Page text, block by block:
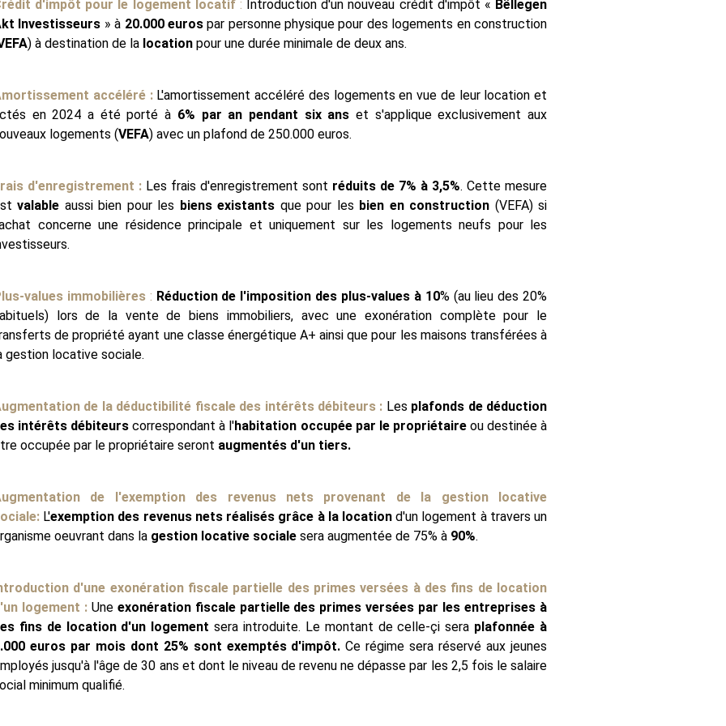
d'impôt pour le logement locatif: Introduction d'un nouveau crédit d'impôt « Bëllegen
Investisseurs » à 20.000 eurospar personne physique pour des logements en construction
) à destination de la location pour une durée minimale de deux ans.
accéléré : L'amortissement accéléré des logements en vue de leur location et
en 2024 a été porté à 6% par an pendant six ans et s'applique exclusivement aux
logements (VEFA) avec un plafond de 250.000 euros.
d'enregistrement : Les frais d'enregistrement sont réduits de 7% à 3,5%. Cette mesure
valable aussi bien pour les biens existants que pour les bien en construction (VEFA) si
concerne une résidence principale et uniquement sur les logements neufs pour les
values immobilières: Réduction de l'imposition des plus-values à 10% (au lieu des 20%
lors de la vente de biens immobiliers, avec une exonération complète pour le
de propriété ayant une classe énergétique A+ ainsi que pour les maisons transférées à
gestion locative sociale.
de la déductibilité fiscale des intérêts débiteurs : Les plafonds de déduction
intérêts débiteurs correspondant à l'habitation occupée par le propriétaireou destinée à
occupée par le propriétaire seront augmentés d'un tiers.
de l'exemption des revenus nets provenant de la gestion locative
L'exemption des revenus nets réalisés grâce à la locationd'un logement à travers un
oeuvrant dans la gestion locative sociale sera augmentée de 75% à 90%.
d'une exonération fiscale partielle des primes versées à des fins de location
logement : Une exonération fiscale partielle des primes versées par les entreprises à
fins de location d'un logement sera introduite. Le montant de celle-çi sera plafonnée à
euros par mois dont 25% sont exemptés d'impôt. Ce régime sera réservé aux jeunes
jusqu'à l'âge de 30 ans et dont le niveau de revenu ne dépasse par les 2,5 fois le salaire
minimum qualifié.